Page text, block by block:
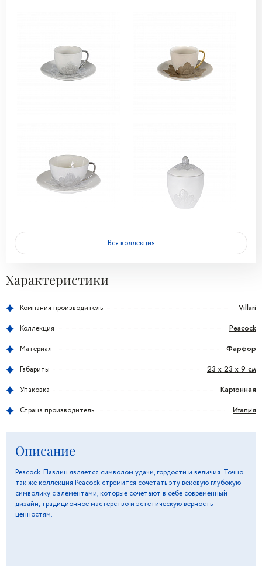
Вся коллекция
Характеристики
Компания производитель Villari
Коллекция Peacock
Материал Фарфор
Габариты 23 х 23 х 9 см
Упаковка Картонная
Страна производитель Италия
Описание
Peacock. Павлин является символом удачи, гордости и величия. Точно
так же коллекция Peacock стремится сочетать эту вековую глубокую
символику с элементами, которые сочетают в себе современный
дизайн, традиционное мастерство и эстетическую верность
ценностям.